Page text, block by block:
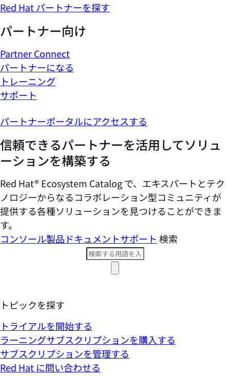
Red Hat パートナーを探す
パートナー向け
Partner Connect
パートナーになる
トレーニング
サポート
パートナーポータルにアクセスする
信頼できるパートナーを活用してソリュ
ーションを構築する
Red Hat® Ecosystem Catalog で、エキスパートとテク
ノロジーからなるコラボレーション型コミ​ュニティが
提供する各種ソリューションを見つけることができま
す。
コンソール製品ドキュメントサポート 検索
トピックを探す
トライアルを開始する
ラーニングサブスクリプションを購入する
サブスクリプションを管理する
Red Hat に問い合わせる